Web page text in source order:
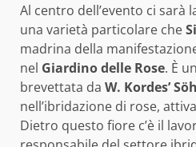
Al centro dell’evento ci sarà
una varietà particolare che
madrina della
nel Giardino delle Rose. È
brevettata da W. Kordes’
nell’ibridazione di rose,
Dietro questo fiore c’è il